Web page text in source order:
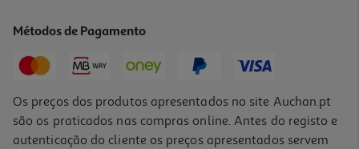
Métodos de Pagamento
Os preços dos produtos apresentados no site Auchan.pt
são os praticados nas compras online. Antes do registo e
autenticação do cliente os preços apresentados servem